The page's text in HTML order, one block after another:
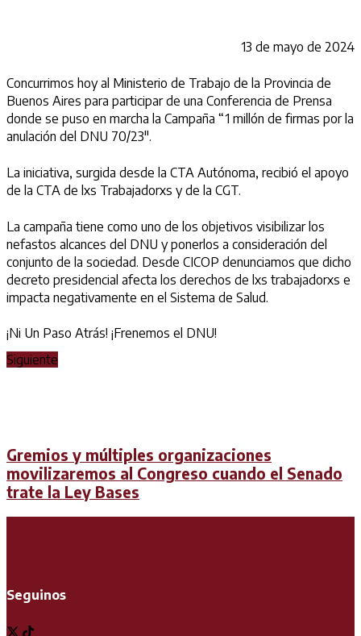
13 de mayo de 2024
Concurrimos hoy al Ministerio de Trabajo de la Provincia de
Buenos Aires para participar de una Conferencia de Prensa
donde se puso en marcha la Campaña “1 millón de firmas por la
anulación del DNU 70/23″.
La iniciativa, surgida desde la CTA Autónoma, recibió el apoyo
de la CTA de lxs Trabajadorxs y de la CGT.
La campaña tiene como uno de los objetivos visibilizar los
nefastos alcances del DNU y ponerlos a consideración del
conjunto de la sociedad. Desde CICOP denunciamos que dicho
decreto presidencial afecta los derechos de lxs trabajadorxs e
impacta negativamente en el Sistema de Salud.
¡Ni Un Paso Atrás! ¡Frenemos el DNU!
Siguiente
Gremios y múltiples organizaciones
movilizaremos al Congreso cuando el Senado
trate la Ley Bases
Seguinos